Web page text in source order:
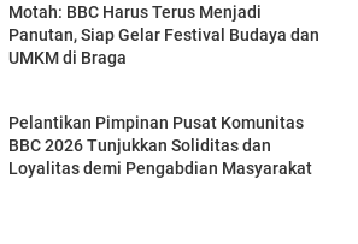
Motah: BBC Harus Terus Menjadi
Panutan, Siap Gelar Festival Budaya dan
UMKM di Braga
Pelantikan Pimpinan Pusat Komunitas
BBC 2026 Tunjukkan Soliditas dan
Loyalitas demi Pengabdian Masyarakat